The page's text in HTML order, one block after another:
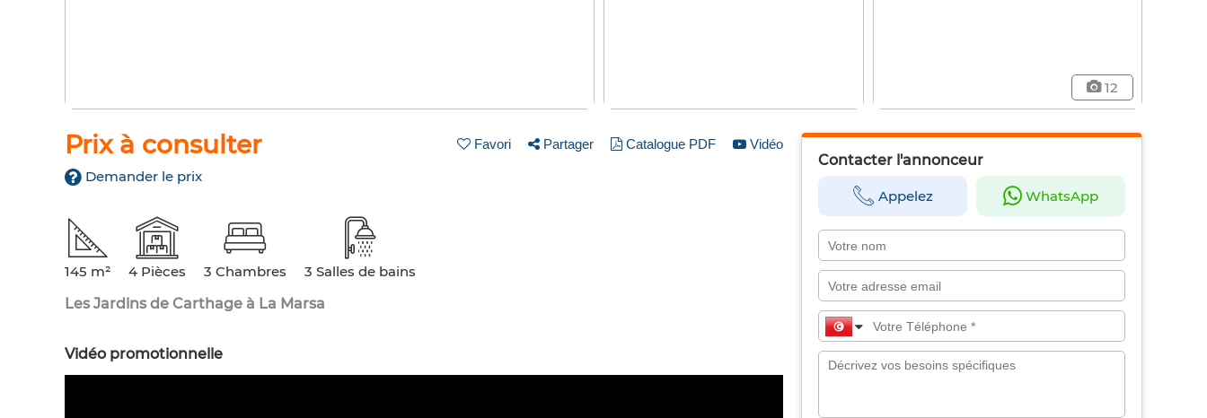
12
Prix à consulter Favori Partager Catalogue PDF Vidéo
Demander le prix
145 m² 4 Pièces 3 Chambres
3 Salles de bains
Les Jardins de Carthage à La Marsa
Vidéo promotionnelle
Contacter l'annonceur
Appelez WhatsApp